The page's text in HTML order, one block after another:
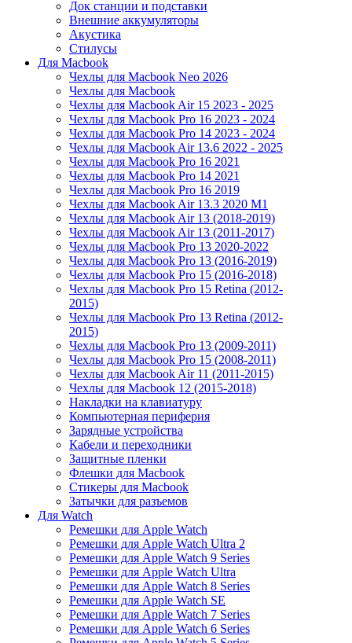
Док станции и подставки
Внешние аккумуляторы
Акустика
Стилусы
Для Macbook
Чехлы для Macbook Neo 2026
Чехлы для Macbook
Чехлы для Macbook Air 15 2023 - 2025
Чехлы для Macbook Pro 16 2023 - 2024
Чехлы для Macbook Pro 14 2023 - 2024
Чехлы для Macbook Air 13.6 2022 - 2025
Чехлы для Macbook Pro 16 2021
Чехлы для Macbook Pro 14 2021
Чехлы для Macbook Pro 16 2019
Чехлы для Macbook Air 13.3 2020 M1
Чехлы для Macbook Air 13 (2018-2019)
Чехлы для Macbook Air 13 (2011-2017)
Чехлы для Macbook Pro 13 2020-2022
Чехлы для Macbook Pro 13 (2016-2019)
Чехлы для Macbook Pro 15 (2016-2018)
Чехлы для Macbook Pro 15 Retina (2012-
2015)
Чехлы для Macbook Pro 13 Retina (2012-
2015)
Чехлы для Macbook Pro 13 (2009-2011)
Чехлы для Macbook Pro 15 (2008-2011)
Чехлы для Macbook Air 11 (2011-2015)
Чехлы для Macbook 12 (2015-2018)
Накладки на клавиатуру
Компьютерная периферия
Зарядные устройства
Кабели и переходники
Защитные пленки
Флешки для Macbook
Стикеры для Macbook
Затычки для разъемов
Для Watch
Ремешки для Apple Watch
Ремешки для Apple Watch Ultra 2
Ремешки для Apple Watch 9 Series
Ремешки для Apple Watch Ultra
Ремешки для Apple Watch 8 Series
Ремешки для Apple Watch SE
Ремешки для Apple Watch 7 Series
Ремешки для Apple Watch 6 Series